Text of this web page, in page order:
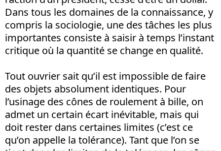
Dans tous les domaines de la connaissance, y
compris la sociologie, une des tâches les plus
importantes consiste à saisir à temps l’instant
critique où la quantité se change en qualité.
Tout ouvrier sait qu’il est impossible de faire
des objets absolument identiques. Pour
l’usinage des cônes de roulement à bille, on
admet un certain écart inévitable, mais qui
doit rester dans certaines limites (c’est ce
qu’on appelle la tolérance). Tant que l’on se